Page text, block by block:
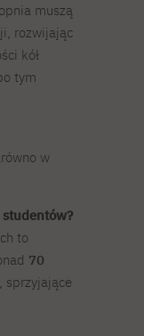
muszą
rozwijając
kół
tym
w
to
70
sprzyjające